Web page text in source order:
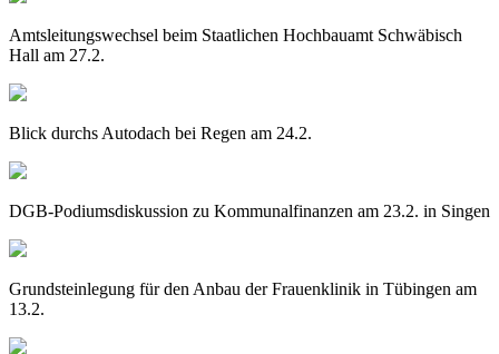
Amtsleitungswechsel beim Staatlichen Hochbauamt Schwäbisch
Hall am 27.2.
Blick durchs Autodach bei Regen am 24.2.
DGB-Podiumsdiskussion zu Kommunalfinanzen am 23.2. in Singen
Grundsteinlegung für den Anbau der Frauenklinik in Tübingen am
13.2.